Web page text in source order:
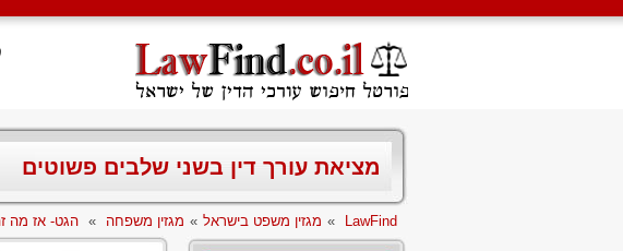
מציאת עורך דין בשני שלבים פשוטים
LawFind
» מגזין משפט בישראל » מגזין משפחה » הגט- אז מה